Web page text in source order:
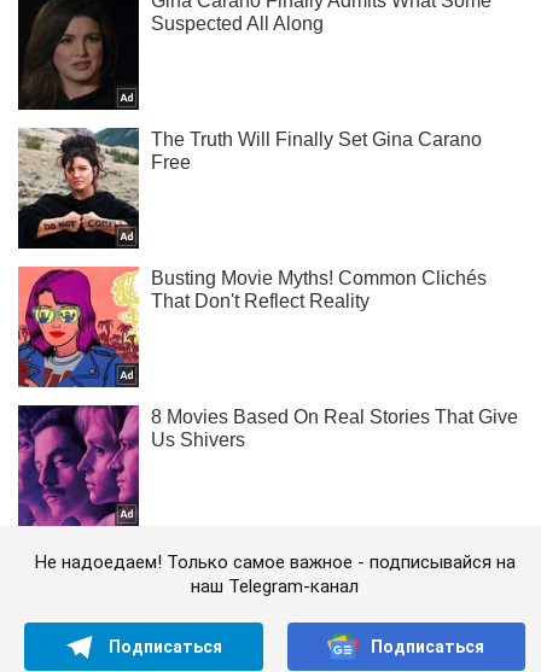
Не надоедаем! Только самое важное - подписывайся на
наш Telegram-канал
Подписаться Подписаться